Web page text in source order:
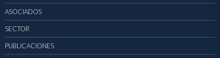
ASOCIADOS
SECTOR
PUBLICACIONES